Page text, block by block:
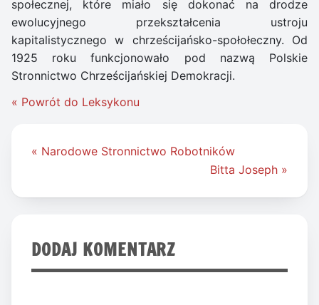
społecznej, które miało się dokonać na drodze
ewolucyjnego przekształcenia ustroju
kapitalistycznego w chrześcijańsko-społołeczny. Od
1925 roku funkcjonowało pod nazwą Polskie
Stronnictwo Chrześcijańskiej Demokracji.
« Powrót do Leksykonu
Nawigacja
« Narodowe Stronnictwo Robotników
Bitta Joseph »
DODAJ KOMENTARZ